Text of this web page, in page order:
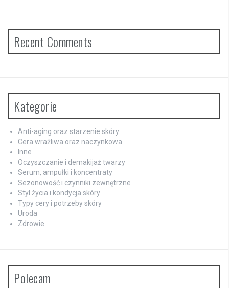
Recent Comments
Kategorie
Anti-aging oraz starzenie skóry
Cera wrażliwa oraz naczynkowa
Inne
Oczyszczanie i demakijaż twarzy
Serum, ampułki i koncentraty
Sezonowość i czynniki zewnętrzne
Styl życia i kondycja skóry
Typy cery i potrzeby skóry
Uroda
Zdrowie
Polecam